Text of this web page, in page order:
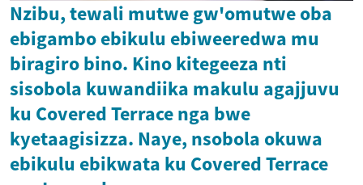
Nzibu, tewali mutwe gw'omutwe oba
ebigambo ebikulu ebiweeredwa mu
biragiro bino. Kino kitegeeza nti
sisobola kuwandiika makulu agajjuvu
ku Covered Terrace nga bwe
kyetaagisizza. Naye, nsobola okuwa
ebikulu ebikwata ku Covered Terrace